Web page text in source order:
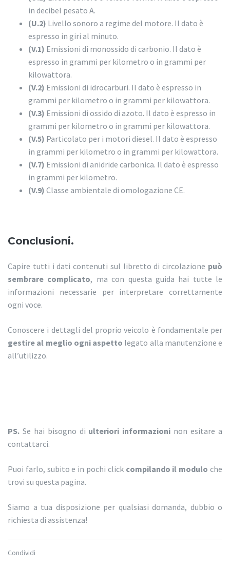
in decibel pesato A.
(U.2) Livello sonoro a regime del motore. Il dato è
espresso in giri al minuto.
(V.1) Emissioni di monossido di carbonio. Il dato è
espresso in grammi per kilometro o in grammi per
kilowattora.
(V.2) Emissioni di idrocarburi. Il dato è espresso in
grammi per kilometro o in grammi per kilowattora.
(V.3) Emissioni di ossido di azoto. Il dato è espresso in
grammi per kilometro o in grammi per kilowattora.
(V.5) Particolato per i motori diesel. Il dato è espresso
in grammi per kilometro o in grammi per kilowattora.
(V.7) Emissioni di anidride carbonica. Il dato è espresso
in grammi per kilometro.
(V.9) Classe ambientale di omologazione CE.
Conclusioni.
Capire tutti i dati contenuti sul libretto di circolazione può
sembrare complicato, ma con questa guida hai tutte le
informazioni necessarie per interpretare correttamente
ogni voce.
Conoscere i dettagli del proprio veicolo è fondamentale per
gestire al meglio ogni aspetto legato alla manutenzione e
all’utilizzo.
PS. Se hai bisogno di ulteriori informazioni non esitare a
contattarci.
Puoi farlo, subito e in pochi click compilando il modulo che
trovi su questa pagina.
Siamo a tua disposizione per qualsiasi domanda, dubbio o
richiesta di assistenza!
Condividi